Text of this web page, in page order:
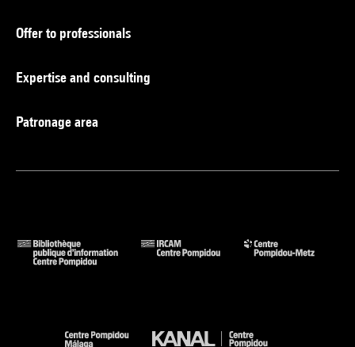
Offer to professionals
Expertise and consulting
Patronage area